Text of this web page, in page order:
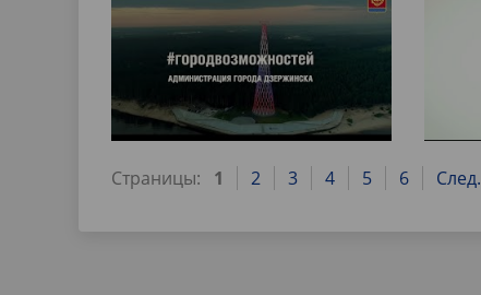
Страницы: 1 2 3 4 5 6 След.